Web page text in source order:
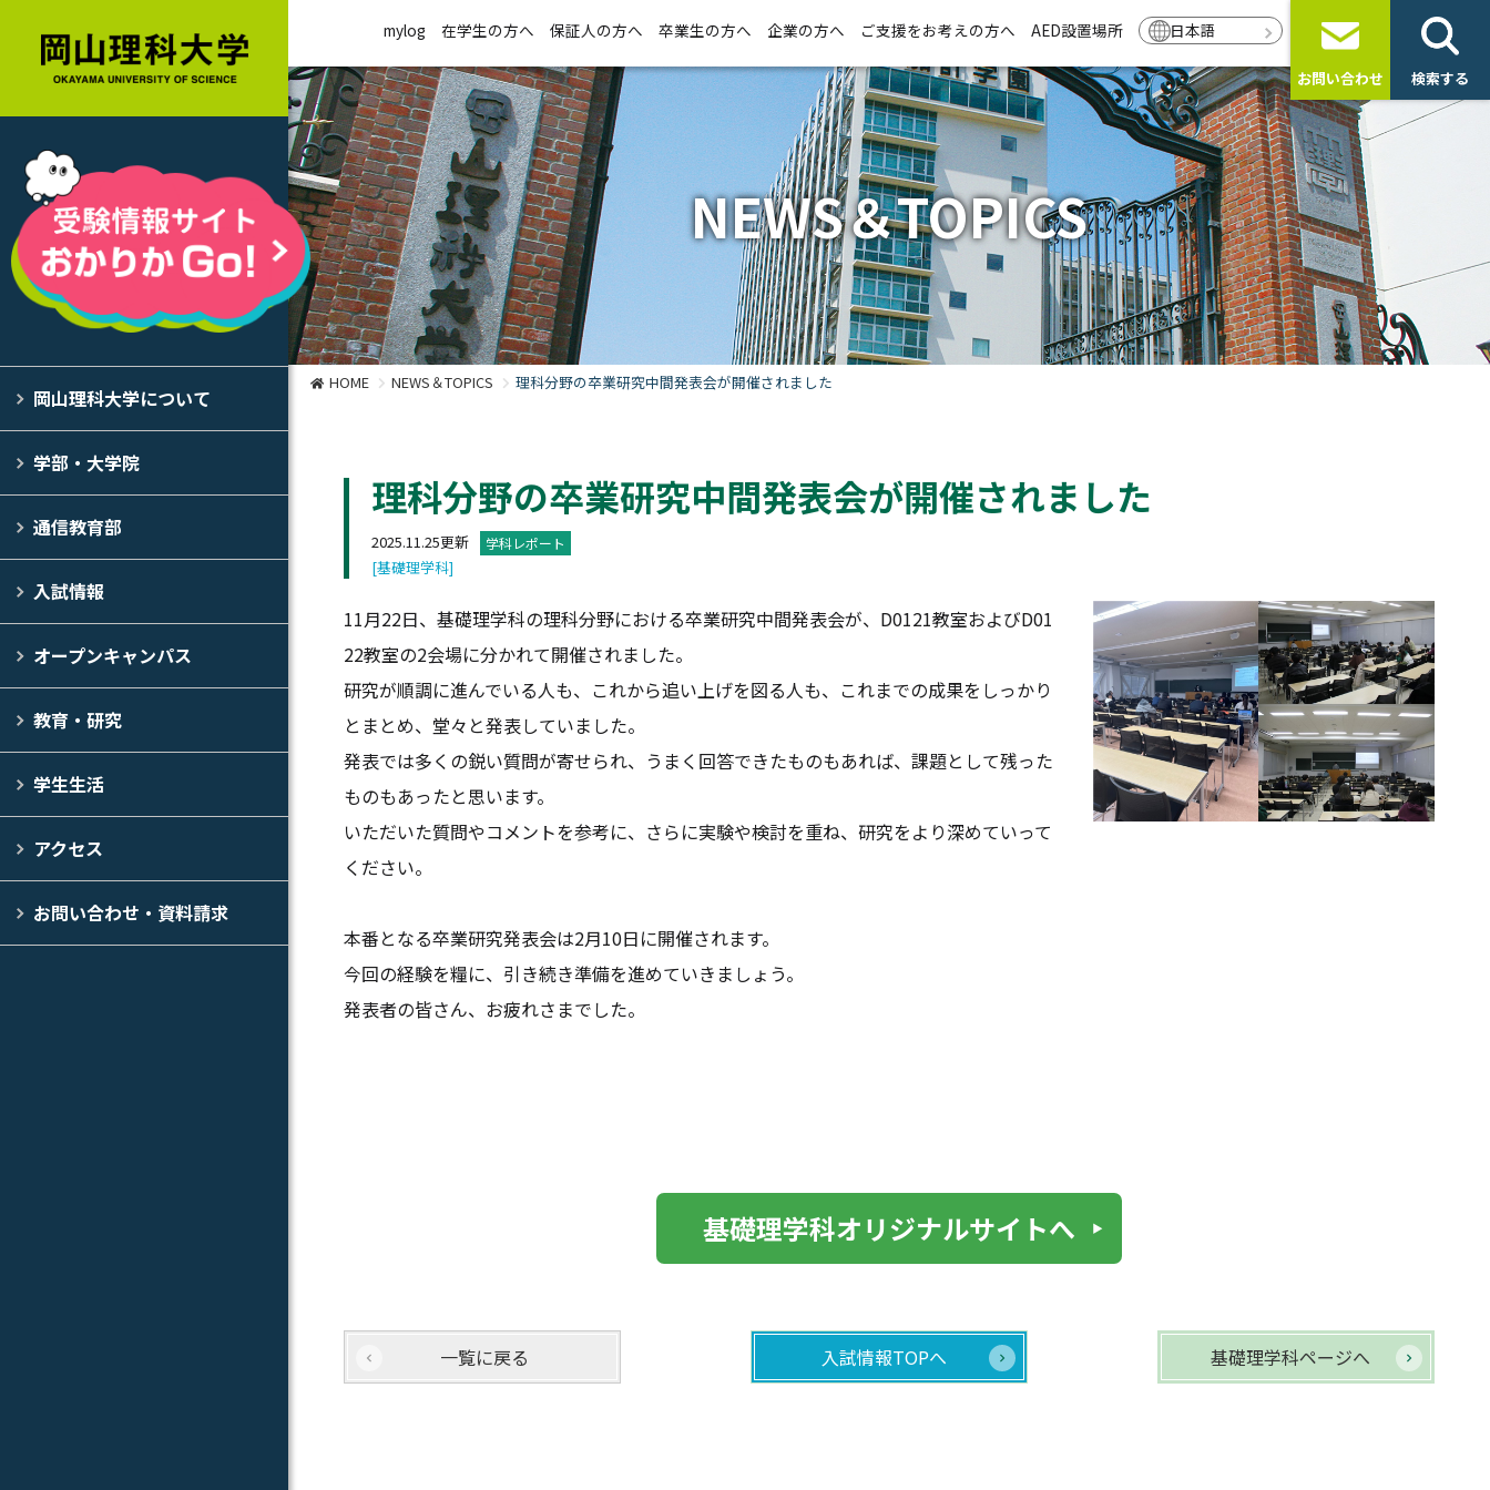
岡山理科大学について
学部・大学院
通信教育部
入試情報
オープンキャンパス
教育・研究
学生生活
アクセス
お問い合わせ・資料請求
mylog 在学生の方へ 保証人の方へ 卒業生の方へ 企業の方へ ご支援をお考えの方へ AED設置場所 日本語
お問い合わせ 検索する
NEWS＆TOPICS
HOME NEWS＆TOPICS 理科分野の卒業研究中間発表会が開催されました
理科分野の卒業研究中間発表会が開催されました
2025.11.25更新 学科レポート
[基礎理学科]
11月22日、基礎理学科の理科分野における卒業研究中間発表会が、D0121教室およびD01
22教室の2会場に分かれて開催されました。
研究が順調に進んでいる人も、これから追い上げを図る人も、これまでの成果をしっかり
とまとめ、堂々と発表していました。
発表では多くの鋭い質問が寄せられ、うまく回答できたものもあれば、課題として残った
ものもあったと思います。
いただいた質問やコメントを参考に、さらに実験や検討を重ね、研究をより深めていって
ください。
本番となる卒業研究発表会は2月10日に開催されます。
今回の経験を糧に、引き続き準備を進めていきましょう。
発表者の皆さん、お疲れさまでした。
基礎理学科オリジナルサイトへ
基礎理学科ページへ
入試情報TOPへ
一覧に戻る